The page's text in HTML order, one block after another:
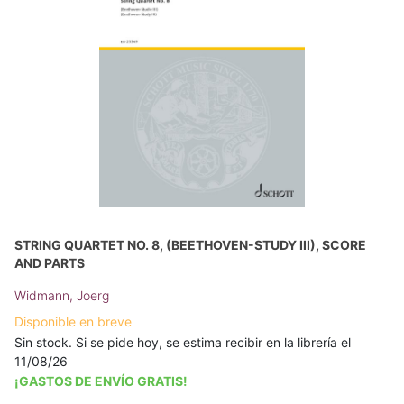
STRING QUARTET NO. 8, (BEETHOVEN-STUDY III), SCORE
AND PARTS
Widmann, Joerg
Disponible en breve
Sin stock. Si se pide hoy, se estima recibir en la librería el
11/08/26
¡GASTOS DE ENVÍO GRATIS!